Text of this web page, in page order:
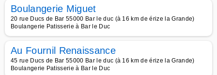
Boulangerie Miguet
20 rue Ducs de Bar 55000 Bar le duc (à 16 km de érize la Grande)
Boulangerie Patisserie à Bar le Duc
Au Fournil Renaissance
45 rue Ducs de Bar 55000 Bar le duc (à 16 km de érize la Grande)
Boulangerie Patisserie à Bar le Duc